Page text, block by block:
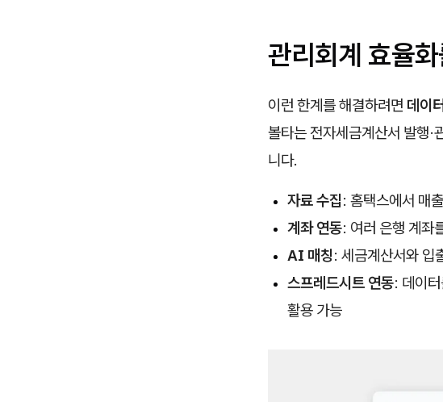
관리회계 효율
이런 한계를 해결하려면 데이
볼타는 전자세금계산서 발행·
니다.
자료 수집: 홈택스에서 매
계좌 연동: 여러 은행 계좌
AI 매칭: 세금계산서와 입
스프레드시트 연동: 데이
활용 가능